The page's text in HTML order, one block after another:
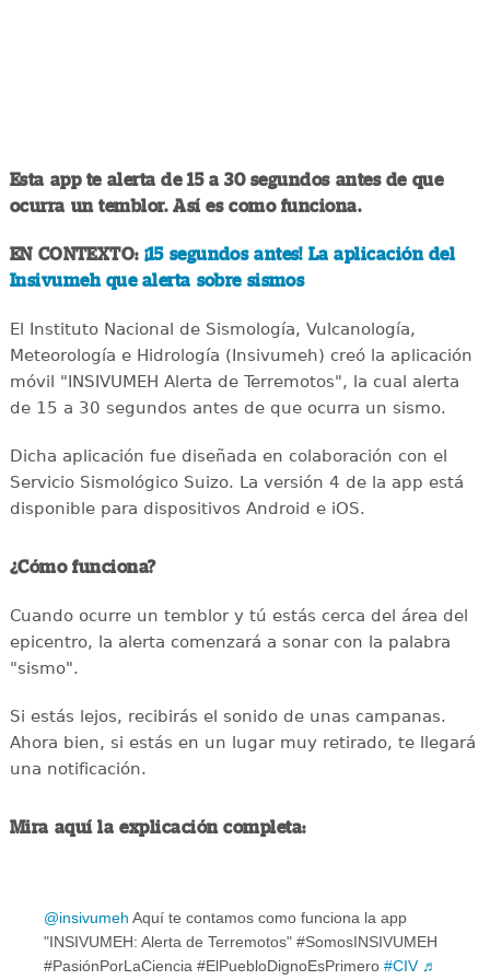
Esta app te alerta de 15 a 30 segundos antes de que
ocurra un temblor. Así es como funciona.
EN CONTEXTO: ¡15 segundos antes! La aplicación del
Insivumeh que alerta sobre sismos
El Instituto Nacional de Sismología, Vulcanología,
Meteorología e Hidrología (Insivumeh) creó la aplicación
móvil "INSIVUMEH Alerta de Terremotos", la cual alerta
de 15 a 30 segundos antes de que ocurra un sismo.
Dicha aplicación fue diseñada en colaboración con el
Servicio Sismológico Suizo. La versión 4 de la app está
disponible para dispositivos Android e iOS.
¿Cómo funciona?
Cuando ocurre un temblor y tú estás cerca del área del
epicentro, la alerta comenzará a sonar con la palabra
"sismo".
Si estás lejos, recibirás el sonido de unas campanas.
Ahora bien, si estás en un lugar muy retirado, te llegará
una notificación.
Mira aquí la explicación completa:
@insivumeh Aquí te contamos como funciona la app
"INSIVUMEH: Alerta de Terremotos" #SomosINSIVUMEH
#PasiónPorLaCiencia #ElPuebloDignoEsPrimero #CIV ♬